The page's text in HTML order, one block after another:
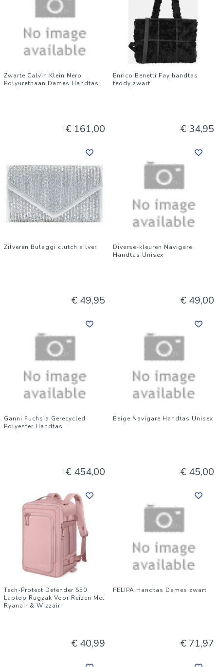
Zwarte Calvin Klein Nero
Polyurethaan Dames Handtas
€ 161,00
Enrico Benetti Fay handtas
teddy zwart
€ 34,95
Zilveren Bulaggi clutch silver
€ 49,95
Diverse-kleuren Navigare
Handtas Unisex
€ 49,00
Ganni Fuchsia Gerecycled
Polyester Handtas
€ 454,00
Beige Navigare Handtas Unisex
€ 45,00
Tech-Protect Defender S50
Laptop Rugzak Voor Reizen Met
Ryanair & Wizzair
€ 40,99
FELIPA Handtas Dames zwart
€ 71,97